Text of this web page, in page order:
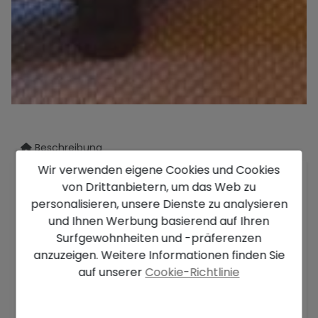
Beschreibung
Komplett renoviertes Haus zum Verkauf mit
einer bebauten Fläche von 400m2 im Zentrum
des Dorfes Palafrugellund nur 2,5 km von den
schönen Stränden von Calella Llafranc und
Tamariu an der Costa Brava entfernt.
Das Haus hat 400 m2 bebaut, es ist in drei
Wir verwenden eigene Cookies und Cookies
von Drittanbietern, um das Web zu
personalisieren, unsere Dienste zu analysieren
und Ihnen Werbung basierend auf Ihren
Surfgewohnheiten und -präferenzen
anzuzeigen. Weitere Informationen finden Sie
auf unsererCookie-Richtlinie